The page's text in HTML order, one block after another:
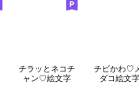
チラッとネコチ
ャン♡絵文字
チビかわ♡
ダコ絵文